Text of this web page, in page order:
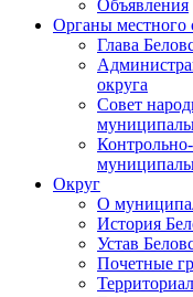
Объявления
Органы местного
Глава
округа
Совет
Контрольно-
Округ
О
История
Устав
Почетные